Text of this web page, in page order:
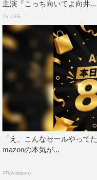
2023年夏ドラマ
こっち向いてよ
赤楚衛二
主演『こっち向いてよ向井...
TV LIFE
「え、こんなセールやって
mazonの本気が...
PR(Amazon)